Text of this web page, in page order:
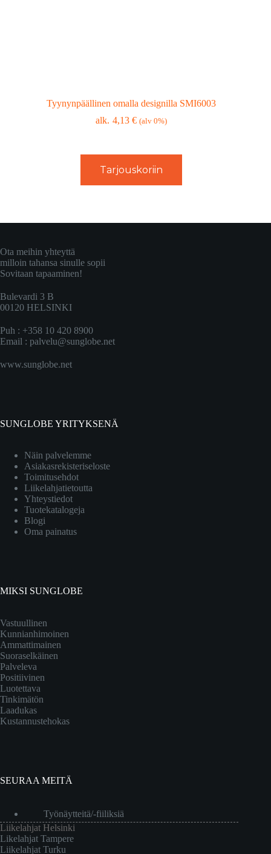
Tyynynpäällinen omalla designilla SMI6003
4,13€ (alv 0%)
Tarjouskoriin
Ota meihin yhteyttä
milloin tahansa sinulle sopii
Sovitaan tapaaminen!
Bulevardi 3 B
00120 HELSINKI
Puh : +358 10 420 8900
Email : palvelu@sunglobe.net
www.sunglobe.net
SUNGLOBE YRITYKSENÄ
Näin palvelemme
Asiakasrekisteriseloste
Toimitusehdot
Liikelahjatietoutta
Yhteystiedot
Tuotekatalogeja
Blogi
Oma painatus
MIKSI SUNGLOBE
Vastuullinen
Kunnianhimoinen
Ammattimainen
Suoraselkäinen
Palveleva
Positiivinen
Luotettava
Tinkimätön
Laadukas
Kustannustehokas
SEURAA MEITÄ
Työnäytteitä/-fiiliksiä
Liikelahjat Helsinki
Likelahjat Tampere
Liikelahjat Turku